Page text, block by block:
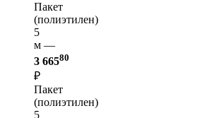
Пакет
(полиэтилен)
5
м —
3 66580
₽
Пакет
(полиэтилен)
5